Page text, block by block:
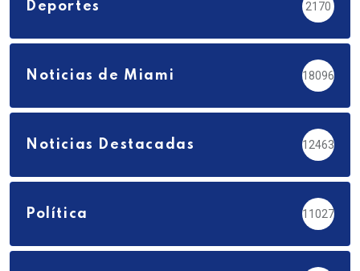
Deportes 2170
Noticias de Miami 18096
Noticias Destacadas 12463
Política 11027